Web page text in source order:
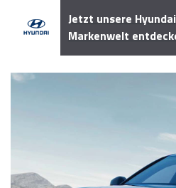
Jetzt unsere Hyundai
Markenwelt